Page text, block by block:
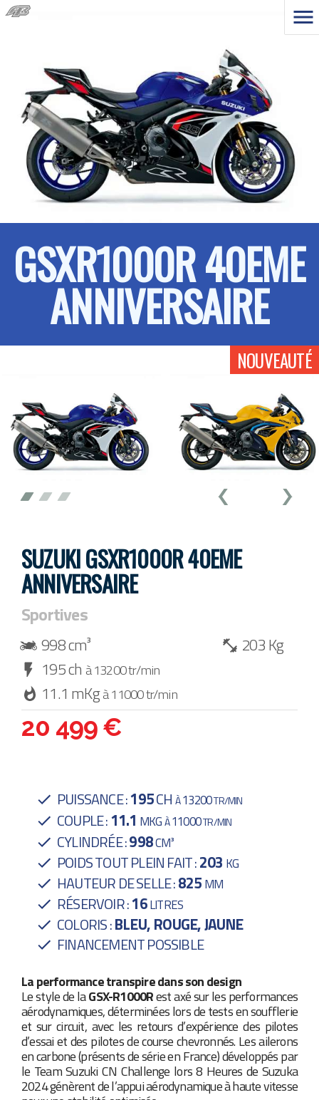
GSXR1000R 40EME
ANNIVERSAIRE
NOUVEAUTÉ
SUZUKI GSXR1000R 40EME
ANNIVERSAIRE
Sportives
998 cm³
203 Kg
195 ch à 13200 tr/min
11.1 mKgà 11000 tr/min
20 499 €
PUISSANCE :195CH À13200TR/MIN
COUPLE :11.1 MKGÀ11000TR/MIN
CYLINDRÉE :998CM³
POIDS TOUT PLEIN FAIT :203 KG
HAUTEUR DE SELLE :825 MM
RÉSERVOIR :16LITRES
COLORIS :BLEU, ROUGE, JAUNE
FINANCEMENT POSSIBLE
La performance transpire dans son design
Le style de laGSX-R1000Rest axé sur les performances
aérodynamiques, déterminées lors de tests en soufflerie
et sur circuit, avec les retours d’expérience des pilotes
d’essai et des pilotes de course chevronnés. Les ailerons
en carbone (présents de série en France) développés par
le Team Suzuki CN Challenge lors 8 Heures de Suzuka
2024 génèrent de l’appui aérodynamique à haute vitesse